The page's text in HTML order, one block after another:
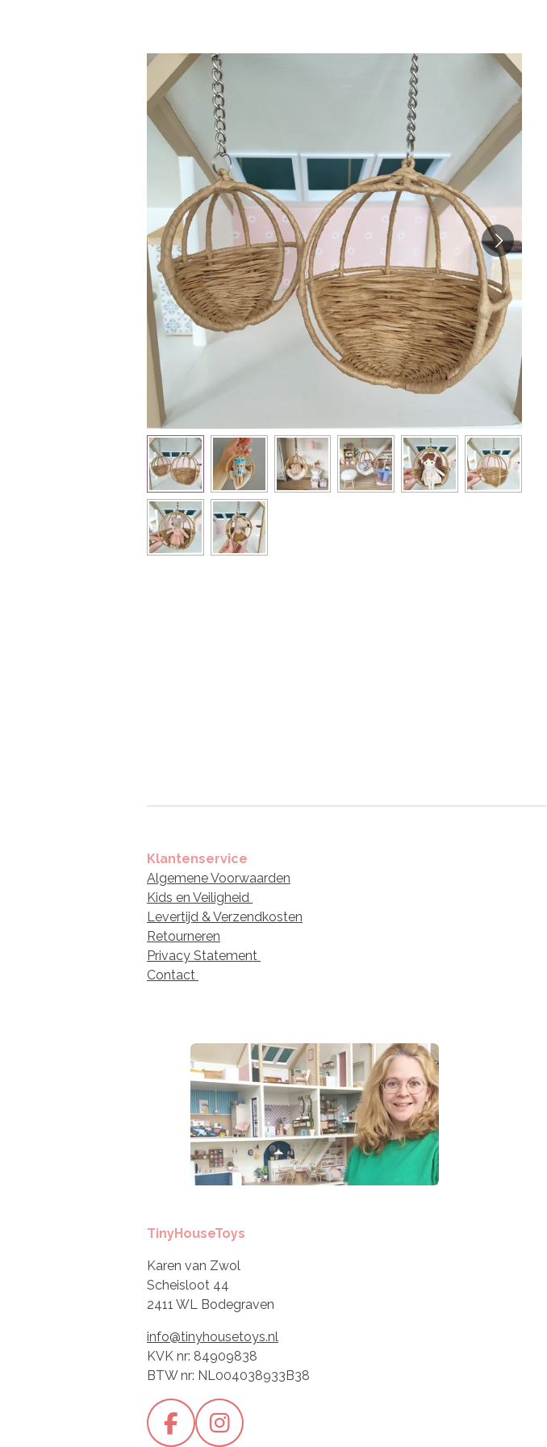
Klantenservice
Algemene Voorwaarden
Kids en Veiligheid
Levertijd & Verzendkosten
Retourneren
Privacy Statement
Contact
TinyHouseToys
Karen van Zwol
Scheisloot 44
2411 WL Bodegraven
info@tinyhousetoys.nl
KVK nr: 84909838
BTW nr: NL004038933B38
F
I